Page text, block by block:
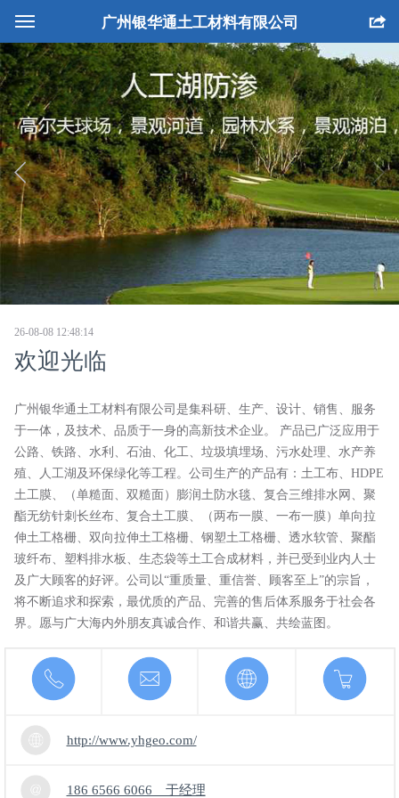
网站首页
公司简介
产品中心
工程案例
生产设备
广州银华通土工材料有限公司
26-08-08 12:48:14
欢迎光临
广州银华通土工材料有限公司是集科研、生产、设计、销售、服务
于一体，及技术、品质于一身的高新技术企业。 产品已广泛应用于
公路、铁路、水利、石油、化工、垃圾填埋场、污水处理、水产养
殖、人工湖及环保绿化等工程。公司生产的产品有：土工布、HDPE
土工膜、（单糙面、双糙面）膨润土防水毯、复合三维排水网、聚
酯无纺针刺长丝布、复合土工膜、（两布一膜、一布一膜）单向拉
伸土工格栅、双向拉伸土工格栅、钢塑土工格栅、透水软管、聚酯
玻纤布、塑料排水板、生态袋等土工合成材料，并已受到业内人士
及广大顾客的好评。公司以“重质量、重信誉、顾客至上”的宗旨，
将不断追求和探索，最优质的产品、完善的售后体系服务于社会各
界。愿与广大海内外朋友真诚合作、和谐共赢、共绘蓝图。
http://www.yhgeo.com/
186 6566 6066 于经理